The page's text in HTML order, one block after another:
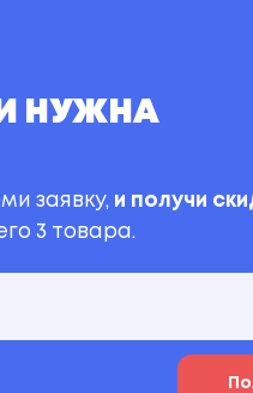
НУЖНА
заявку, и получи
3 товара.